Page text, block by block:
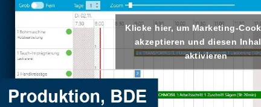
Klicke hier, um Marketing-
akzeptieren und diesen
aktivieren